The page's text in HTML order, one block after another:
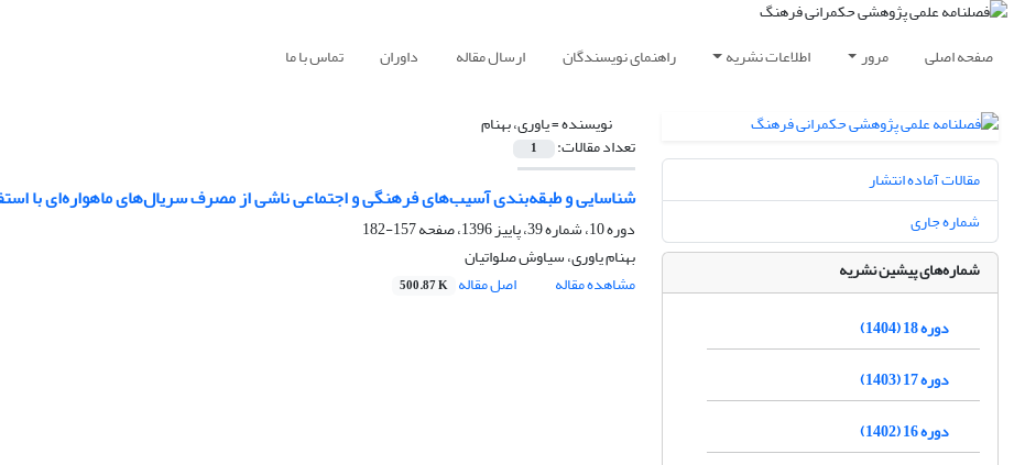
صفحه اصلی مرور اطلاعات نشریه راهنمای نویسندگان ارسال مقاله داوران تماس با ما
نویسنده =یاوری، بهنام
تعداد مقالات: 1
شناسایی و طبقه‌بندی آسیب‌‌های فرهنگی و اجتماعی ناشی از مصرف سریال‌‌های ماهواره‌ای با
دوره 10، شماره 39، پاییز 1396، صفحه
157-182
بهنام یاوری، سیاوش صلواتیان
مشاهده مقاله
اصل مقاله 500.87 K
مقالات آماده انتشار
شماره جاری
شماره‌های پیشین نشریه
دوره 18 (1404)
دوره 17 (1403)
دوره 16 (1402)